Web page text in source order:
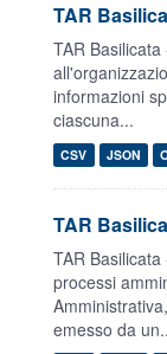
TAR
TAR
informazioni
ciascuna...
CSV JSON
TAR
TAR
processi
emesso da